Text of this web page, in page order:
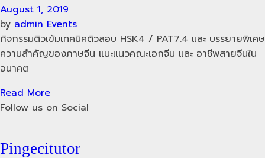
August 1, 2019
by admin Events
กิจกรรมติวเข้มเทคนิคติวสอบ HSK4 / PAT7.4 และ บรรยายพิเศษ
ความสำคัญของภาษจีน แนะแนวคณะเอกจีน และ อาชีพสายจีนใน
อนาคต
Read More
Follow us on Social
Pingecitutor